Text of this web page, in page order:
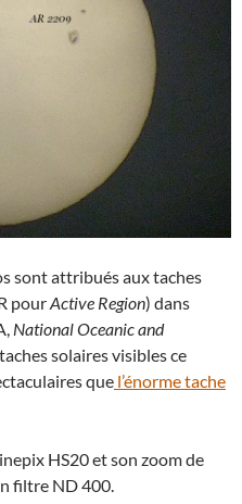
sont attribués aux taches
pourActive Region) dans
National Oceanic and
solaires visibles ce
que l’énorme tache
HS20 et son zoom de
filtre ND 400.